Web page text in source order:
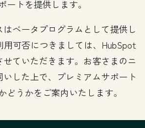
ートを提供します。
ベータプログラムとして提供し
用可否につきましては、HubSpot
ていただきます。お客さまのニ
した上で、プレミアムサポート
どうかをご案内いたします。